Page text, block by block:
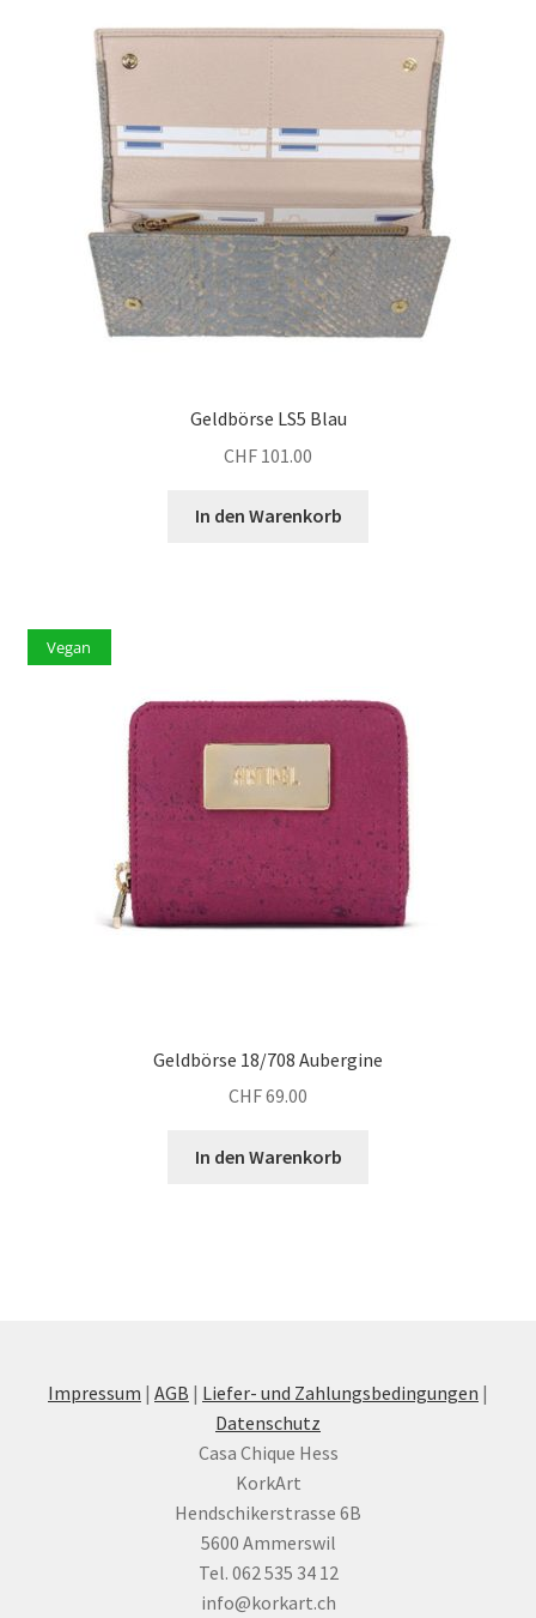
Geldbörse LS5 Blau
CHF 101.00
In den Warenkorb
Vegan
Geldbörse 18/708 Aubergine
CHF69.00
In den Warenkorb
Impressum | AGB | Liefer- und Zahlungsbedingungen |
Datenschutz
Casa Chique Hess
KorkArt
Hendschikerstrasse 6B
5600 Ammerswil
Tel. 062 535 34 12
info@korkart.ch